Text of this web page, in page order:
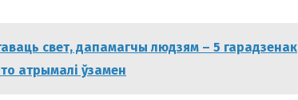
свет, дапамагчы людзям – 5 гарадзенак
атрымалі ўзамен